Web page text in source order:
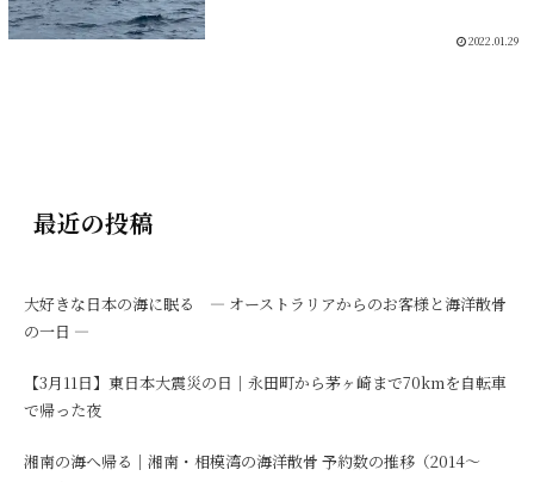
2022.01.29
最近の投稿
大好きな日本の海に眠る ― オーストラリアからのお客様と海洋散骨
の一日 ―
【3月11日】東日本大震災の日｜永田町から茅ヶ崎まで70kmを自転車
で帰った夜
湘南の海へ帰る｜湘南・相模湾の海洋散骨 予約数の推移（2014〜